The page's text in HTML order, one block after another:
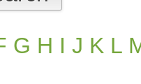
G H I J K L